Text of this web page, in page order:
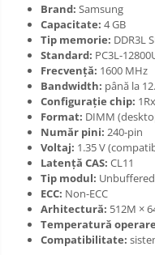
Brand: Samsung
Capacitate: 4 GB
Tip memorie: DDR3L
Standard: PC3L-
Frecvență: 1600 MHz
Bandwidth: până la
Configurație chip:
Format: DIMM
Număr pini: 240-pin
Voltaj: 1.35 V
Latență CAS: CL11
Tip modul:
ECC: Non-ECC
Arhitectură: 512M ×
Temperatură
Compatibilitate: